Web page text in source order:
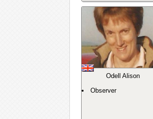
Odell Alison
Observer